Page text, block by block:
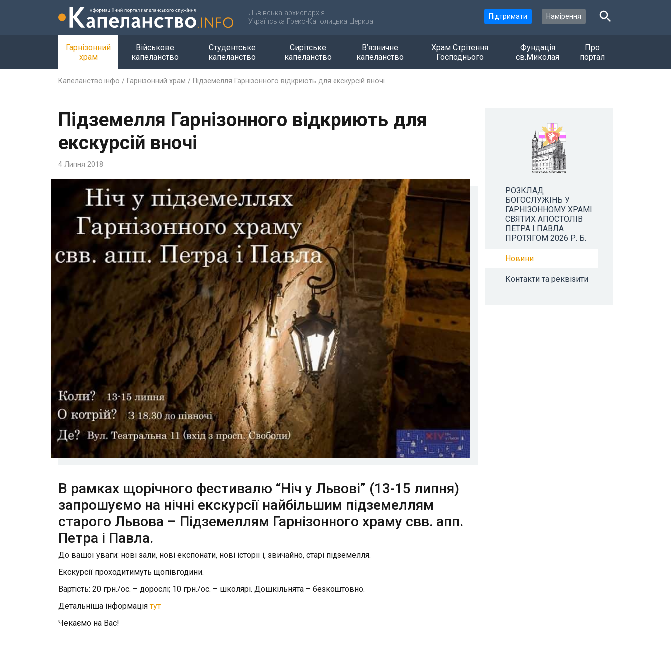
Львівська архиєпархія
Українська Греко-Католицька Церква
Підтримати Намірення
Гарнізонний
храм
Військове
капеланство
Студентське
капеланство
Сирітське
капеланство
В’язничне
капеланство
Храм Стрітення
Господнього
Фундація
св.Миколая
Про
портал
Капеланство.інфо / Гарнізонний храм / Підземелля Гарнізонного відкриють для екскурсій вночі
Підземелля Гарнізонного відкриють для
екскурсій вночі
4 Липня 2018
В рамках щорічного фестивалю “Ніч у Львові” (13-15 липня)
запрошуємо на нічні екскурсії найбільшим підземеллям
старого Львова – Підземеллям Гарнізонного храму свв. апп.
Петра і Павла.
До вашої уваги: нові зали, нові експонати, нові історії і, звичайно, старі підземелля.
Екскурсії проходитимуть щопівгодини.
Вартість: 20 грн./ос. – дорослі; 10 грн./ос. – школярі. Дошкільнята – безкоштовно.
Детальніша інформаціятут
Чекаємо на Вас!
РОЗКЛАД
БОГОСЛУЖІНЬ У
ГАРНІЗОННОМУ ХРАМІ
СВЯТИХ АПОСТОЛІВ
ПЕТРА І ПАВЛА
ПРОТЯГОМ 2026 Р. Б.
Новини
Контакти та реквізити